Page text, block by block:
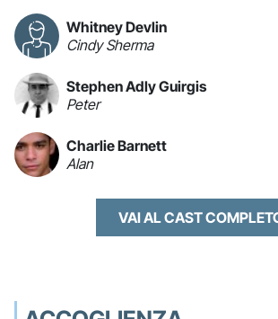
Whitney Devlin
Cindy Sherma
Stephen Adly Guirgis
Peter
Charlie Barnett
Alan
VAI AL CAST